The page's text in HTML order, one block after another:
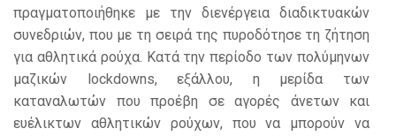
πραγματοποιήθηκε με την διενέργεια διαδικτυακών
συνεδριών, που με τη σειρά της πυροδότησε τη ζήτηση
για αθλητικά ρούχα. Κατά την περίοδο των πολύμηνων
μαζικών lockdowns, εξάλλου, η μερίδα των
καταναλωτών που προέβη σε αγορές άνετων και
ευέλικτων αθλητικών ρούχων, που να μπορούν να